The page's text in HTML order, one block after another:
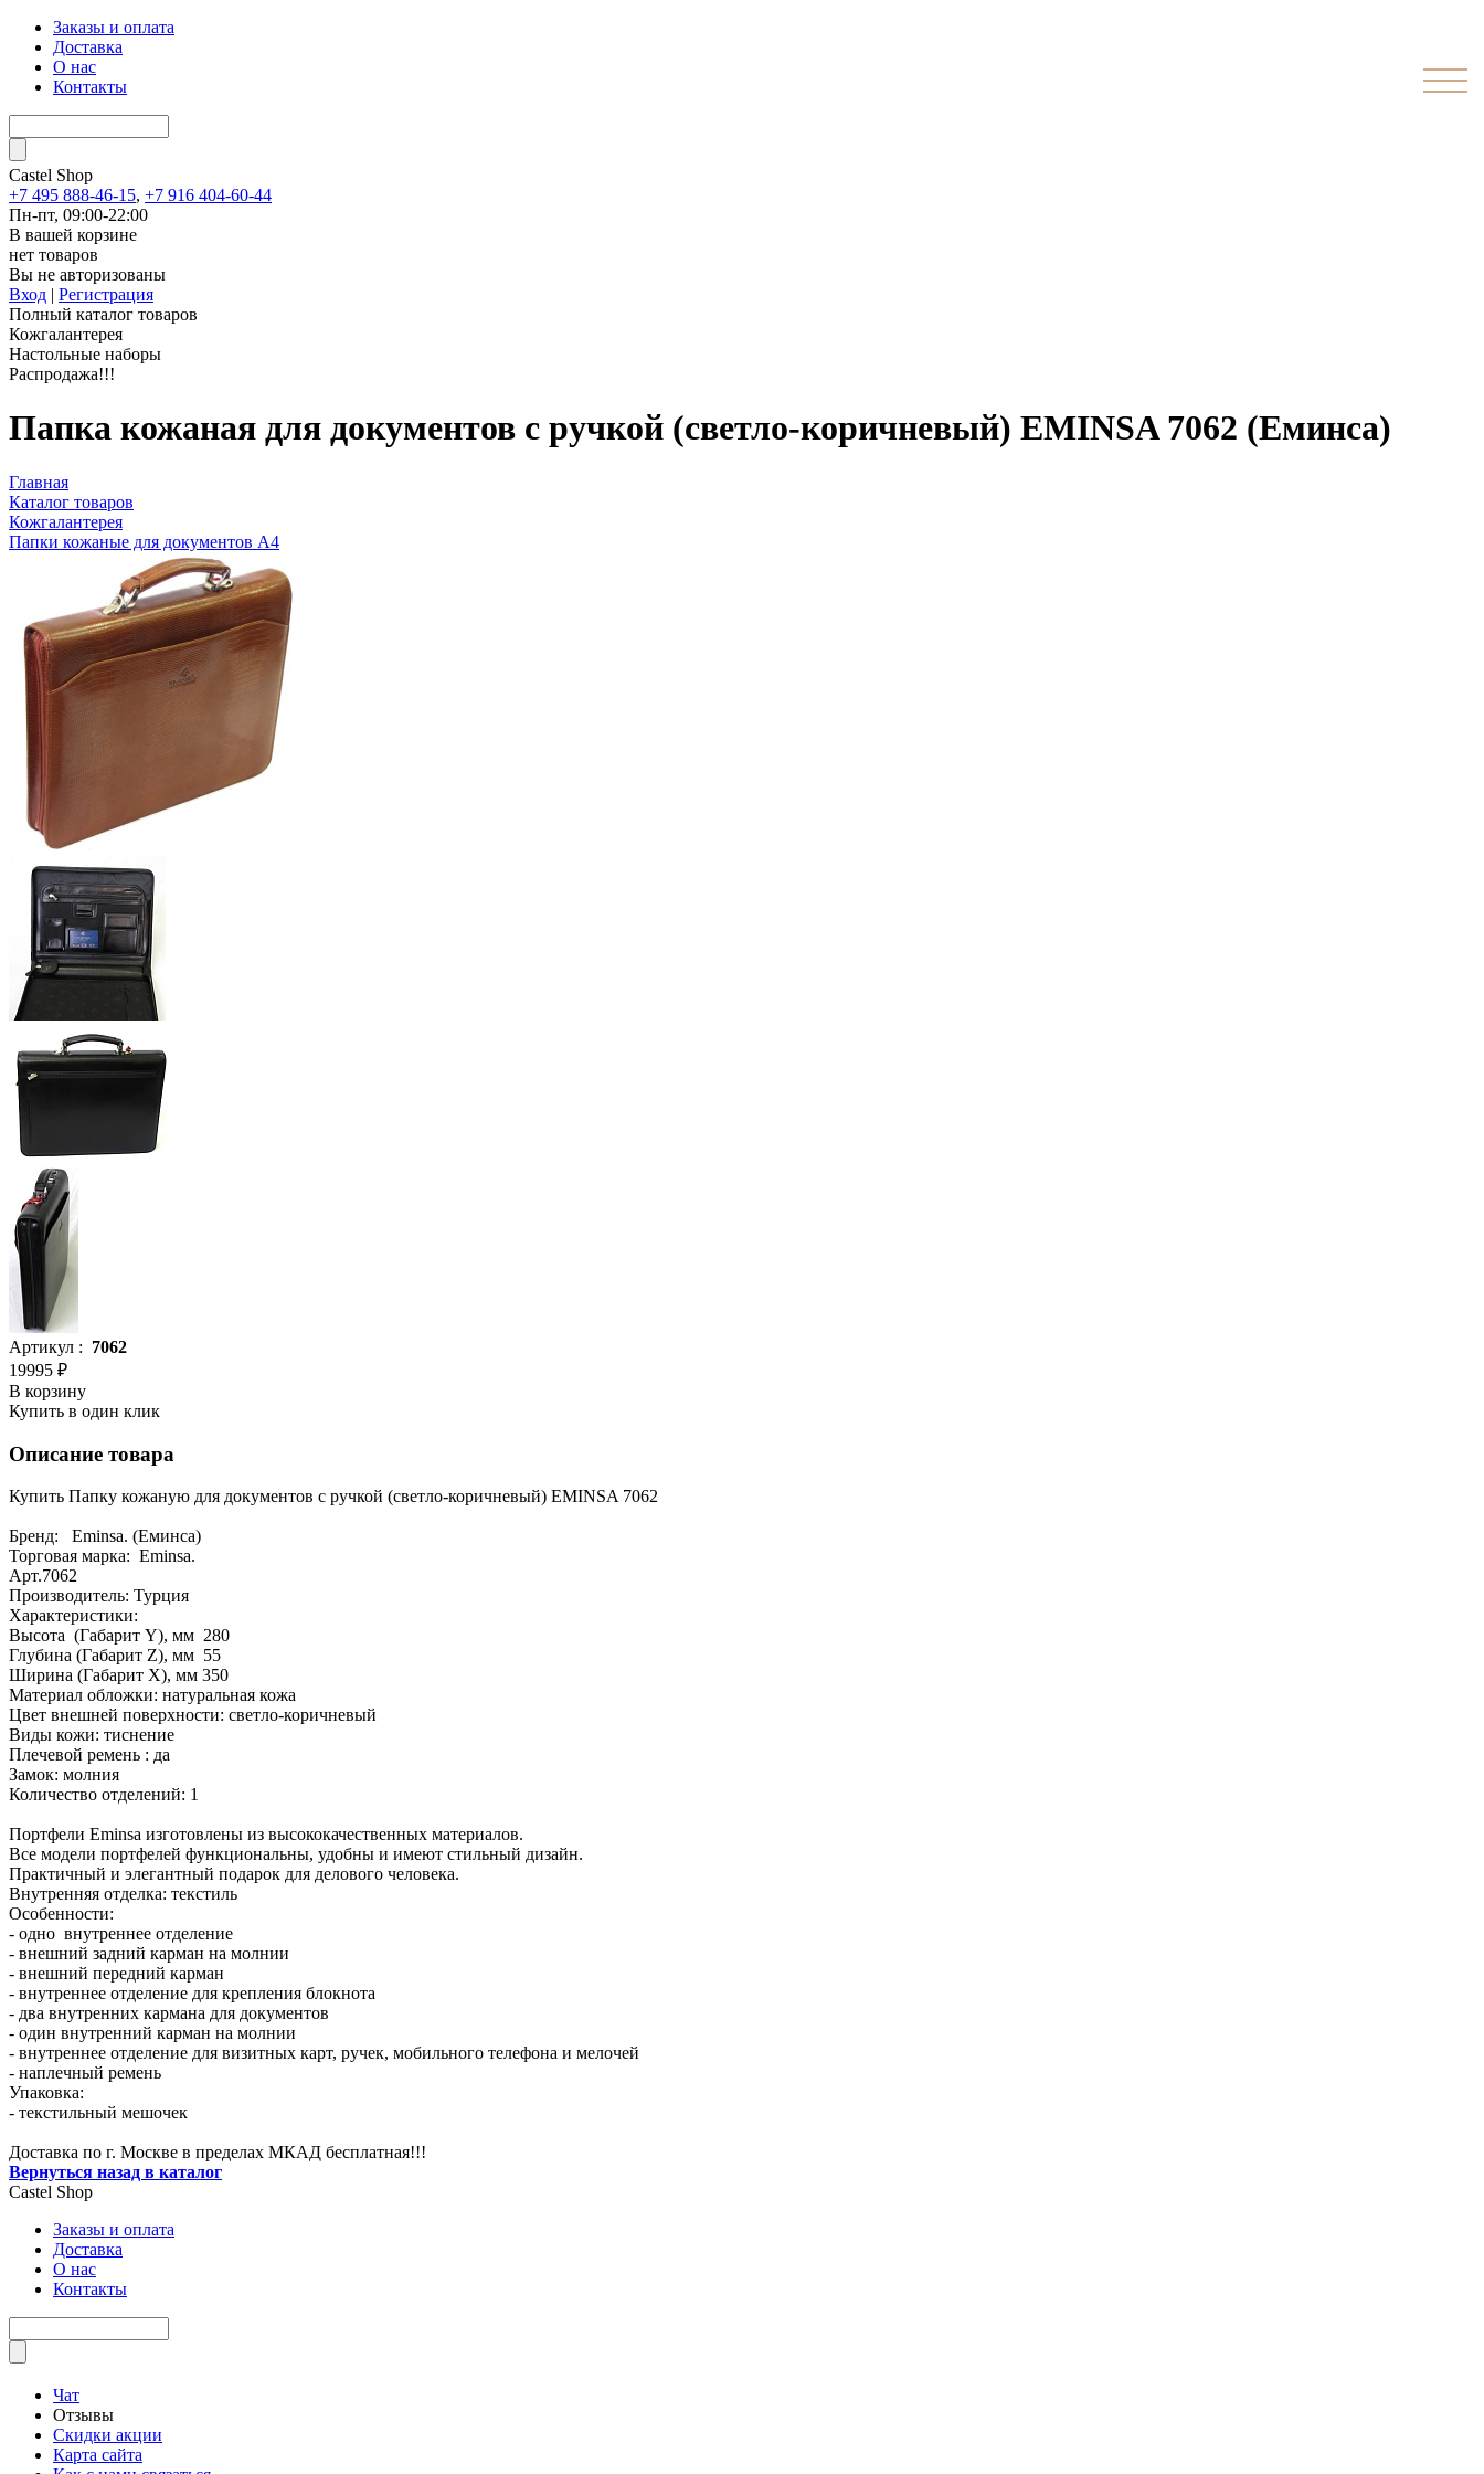
Заказы и оплата
Доставка
О нас
Контакты
Castel Shop
+7 495 888-46-15, +7 916 404-60-44
Пн-пт, 09:00-22:00
В вашей корзине
нет товаров
Вы не авторизованы
Вход | Регистрация
Полный каталог товаров
Кожгалантерея
Настольные наборы
Распродажа!!!
Папка кожаная для документов с ручкой (светло-коричневый) EMINSA 7062 (Еминса)
Главная
Каталог товаров
Кожгалантерея
Папки кожаные для документов А4
Артикул : 7062
19995 ₽
В корзину
Купить в один клик
Описание товара
Купить Папку кожаную для документов с ручкой (светло-коричневый) EMINSA 7062
Бренд: Eminsa. (Еминса)
Торговая марка: Eminsa.
Арт.7062
Производитель: Турция
Характеристики:
Высота (Габарит Y), мм 280
Глубина (Габарит Z), мм 55
Ширина (Габарит X), мм 350
Материал обложки: натуральная кожа
Цвет внешней поверхности: светло-коричневый
Виды кожи: тиснение
Плечевой ремень : да
Замок: молния
Количество отделений: 1
Портфели Eminsa изготовлены из высококачественных материалов.
Все модели портфелей функциональны, удобны и имеют стильный дизайн.
Практичный и элегантный подарок для делового человека.
Внутренняя отделка: текстиль
Особенности:
- одно внутреннее отделение
- внешний задний карман на молнии
- внешний передний карман
- внутреннее отделение для крепления блокнота
- два внутренних кармана для документов
- один внутренний карман на молнии
- внутреннее отделение для визитных карт, ручек, мобильного телефона и мелочей
- наплечный ремень
Упаковка:
- текстильный мешочек
Доставка по г. Москве в пределах МКАД бесплатная!!!
Вернуться назад в каталог
Castel Shop
Заказы и оплата
Доставка
О нас
Контакты
Чат
Отзывы
Скидки акции
Карта сайта